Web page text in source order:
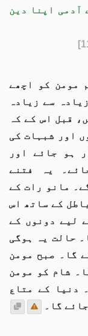
آدمی اپنا دین
مومن کو اچھے
سے زیادہ
قبل اس کے کہ
اور شبہات کی
ہو جائے اور
یہ فتنے
مانو رات کے
کے ساتھ اس
لیے دونوں کے
حالت یہ ہوگی
گا۔ صبح مومن
شام کو مومن
دنیا کے متاع
گا۔